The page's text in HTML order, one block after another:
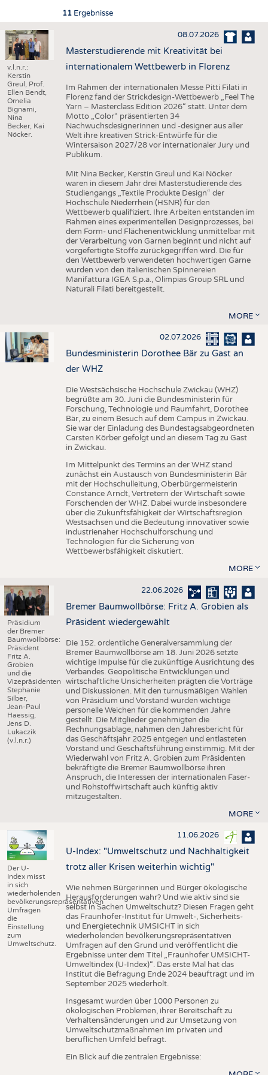
BEKLEIDUNG
TESTS
BUSINESS
UNTERNEHMEN
AUSSCHREIBUNGEN
DTV AUSSCHREIBUNGSDIENST
FAKTEN
STATISTICS
WISSEN
ADRESSEN & LINKS
PUBLIKATIONEN
TERMINE
11 Ergebnisse
v.l.n.r.:
Kerstin
Greul, Prof.
Ellen Bendt,
Ornelia
Bignami,
Nina
Becker, Kai
Nöcker.
08.07.2026
Masterstudierende mit Kreativität bei
internationalem Wettbewerb in Florenz
Im Rahmen der internationalen Messe Pitti Filati in
Florenz fand der Strickdesign-Wettbewerb „Feel The
Yarn – Masterclass Edition 2026“ statt. Unter dem
Motto „Color“ präsentierten 34
Nachwuchsdesignerinnen und -designer aus aller
Welt ihre kreativen Strick-Entwürfe für die
Wintersaison 2027/28 vor internationaler Jury und
Publikum.
Mit Nina Becker, Kerstin Greul und Kai Nöcker
waren in diesem Jahr drei Masterstudierende des
Studiengangs „Textile Produkte Design“ der
Hochschule Niederrhein (HSNR) für den
Wettbewerb qualifiziert. Ihre Arbeiten entstanden im
Rahmen eines experimentellen Designprozesses, bei
dem Form- und Flächenentwicklung unmittelbar mit
der Verarbeitung von Garnen beginnt und nicht auf
vorgefertigte Stoffe zurückgegriffen wird. Die für
den Wettbewerb verwendeten hochwertigen Garne
wurden von den italienischen Spinnereien
Manifattura IGEA S.p.a., Olimpias Group SRL und
Naturali Filati bereitgestellt.
MORE
02.07.2026
Bundesministerin Dorothee Bär zu Gast an
der WHZ
Die Westsächsische Hochschule Zwickau (WHZ)
begrüßte am 30. Juni die Bundesministerin für
Forschung, Technologie und Raumfahrt, Dorothee
Bär, zu einem Besuch auf dem Campus in Zwickau.
Sie war der Einladung des Bundestagsabgeordneten
Carsten Körber gefolgt und an diesem Tag zu Gast
in Zwickau.
Im Mittelpunkt des Termins an der WHZ stand
zunächst ein Austausch von Bundesministerin Bär
mit der Hochschulleitung, Oberbürgermeisterin
Constance Arndt, Vertretern der Wirtschaft sowie
Forschenden der WHZ. Dabei wurde insbesondere
über die Zukunftsfähigkeit der Wirtschaftsregion
Westsachsen und die Bedeutung innovativer sowie
industrienaher Hochschulforschung und
Technologien für die Sicherung von
Wettbewerbsfähigkeit diskutiert.
MORE
Präsidium
der Bremer
Baumwollbörse:
Präsident
Fritz A.
Grobien
und die
Vizepräsidenten
Stephanie
Silber,
Jean-Paul
Haessig,
Jens D.
Lukaczik
(v.l.n.r.)
22.06.2026
Bremer Baumwollbörse: Fritz A. Grobien als
Präsident wiedergewählt
Die 152. ordentliche Generalversammlung der
Bremer Baumwollbörse am 18. Juni 2026 setzte
wichtige Impulse für die zukünftige Ausrichtung des
Verbandes. Geopolitische Entwicklungen und
wirtschaftliche Unsicherheiten prägten die Vorträge
und Diskussionen. Mit den turnusmäßigen Wahlen
von Präsidium und Vorstand wurden wichtige
personelle Weichen für die kommenden Jahre
gestellt. Die Mitglieder genehmigten die
Rechnungsablage, nahmen den Jahresbericht für
das Geschäftsjahr 2025 entgegen und entlasteten
Vorstand und Geschäftsführung einstimmig. Mit der
Wiederwahl von Fritz A. Grobien zum Präsidenten
bekräftigte die Bremer Baumwollbörse ihren
Anspruch, die Interessen der internationalen Faser-
und Rohstoffwirtschaft auch künftig aktiv
mitzugestalten.
MORE
Der U-
Index misst
in sich
wiederholenden
bevölkerungsrepräsentativen
Umfragen
die
Einstellung
zum
Umweltschutz.
11.06.2026
U-Index: "Umweltschutz und Nachhaltigkeit
trotz aller Krisen weiterhin wichtig"
Wie nehmen Bürgerinnen und Bürger ökologische
Herausforderungen wahr? Und wie aktiv sind sie
selbst in Sachen Umweltschutz? Diesen Fragen geht
das Fraunhofer-Institut für Umwelt-, Sicherheits-
und Energietechnik UMSICHT in sich
wiederholenden bevölkerungsrepräsentativen
Umfragen auf den Grund und veröffentlicht die
Ergebnisse unter dem Titel „Fraunhofer UMSICHT-
Umweltindex (U-Index)“. Das erste Mal hat das
Institut die Befragung Ende 2024 beauftragt und im
September 2025 wiederholt.
Insgesamt wurden über 1000 Personen zu
ökologischen Problemen, ihrer Bereitschaft zu
Verhaltensänderungen und zur Umsetzung von
Umweltschutzmaßnahmen im privaten und
beruflichen Umfeld befragt.
Ein Blick auf die zentralen Ergebnisse: